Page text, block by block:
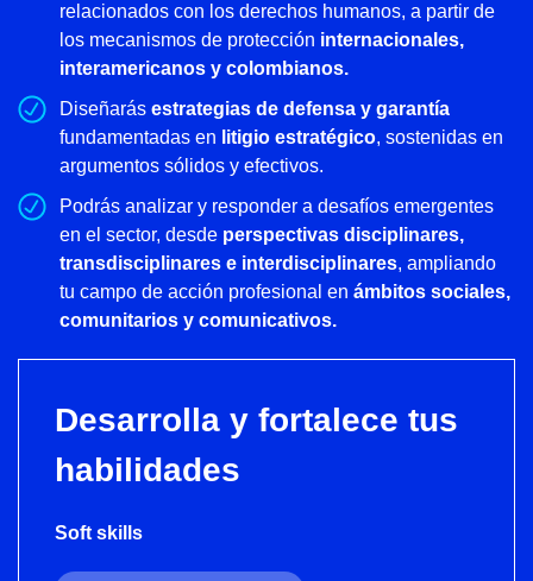
relacionados con los derechos humanos, a partir de
los mecanismos de protección internacionales,
interamericanos y colombianos.
Diseñarás estrategias de defensa y garantía
fundamentadas en litigio estratégico, sostenidas en
argumentos sólidos y efectivos.
Podrás analizar y responder a desafíos emergentes
en el sector, desde perspectivas disciplinares,
transdisciplinares e interdisciplinares, ampliando
tu campo de acción profesional en ámbitos sociales,
comunitarios y comunicativos.
Desarrolla y fortalece tus
habilidades
Soft skills